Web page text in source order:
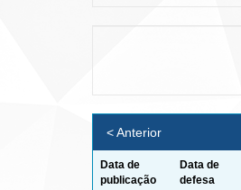
< Anterior
Data de
publicação
Data de
defesa